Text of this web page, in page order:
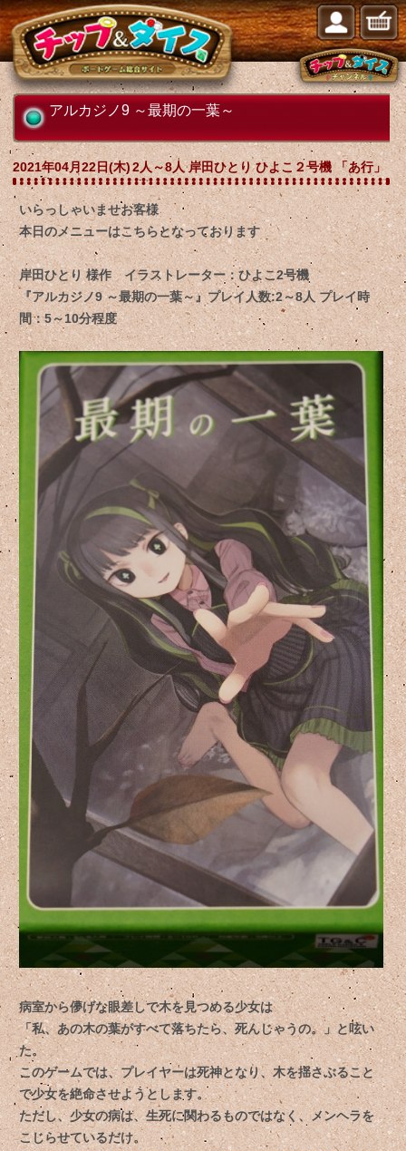
アルカジノ9 ～最期の一葉～
2021年04月22日(木)2人～8人 岸田ひとり ひよこ２号機 「あ行」
いらっしゃいませお客様
本日のメニューはこちらとなっております
岸田ひとり 様作 イラストレーター：ひよこ2号機
『アルカジノ9 ～最期の一葉～』プレイ人数:2～8人 プレイ時
間：5～10分程度
病室から儚げな眼差しで木を見つめる少女は
「私、あの木の葉がすべて落ちたら、死んじゃうの。」と呟い
た。
このゲームでは、プレイヤーは死神となり、木を揺さぶること
で少女を絶命させようとします。
ただし、少女の病は、生死に関わるものではなく、メンヘラを
こじらせているだけ。